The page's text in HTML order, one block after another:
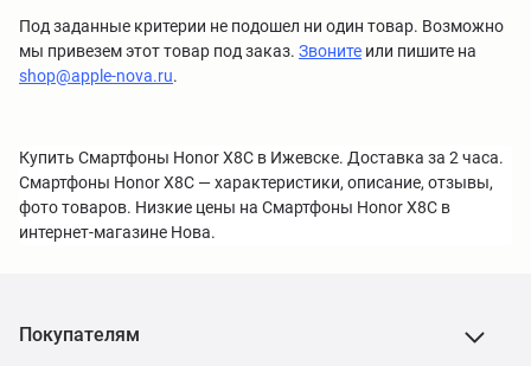
Под заданные критерии не подошел ни один товар. Возможно
мы привезем этот товар под заказ. Звоните или пишите на
shop@apple-nova.ru.
Купить Смартфоны Honor X8C в Ижевске. Доставка за 2 часа.
Смартфоны Honor X8C — характеристики, описание, отзывы,
фото товаров. Низкие цены на Смартфоны Honor X8C в
интернет-магазине Нова.
Покупателям